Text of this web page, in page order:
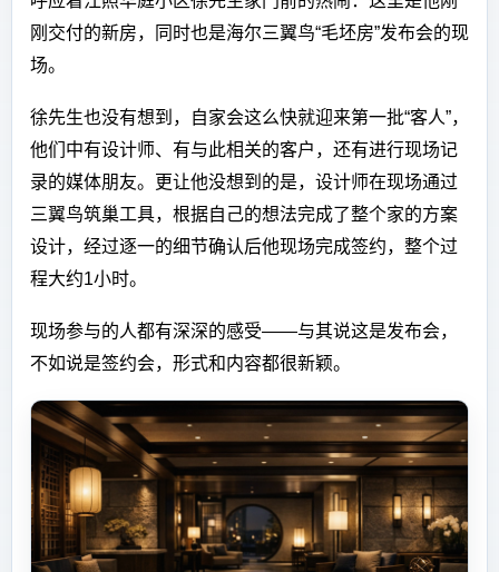
刚交付的新房，同时也是海尔三翼鸟“毛坯房”发布会的现
场。
徐先生也没有想到，自家会这么快就迎来第一批“客人”，
他们中有设计师、有与此相关的客户，还有进行现场记
录的媒体朋友。更让他没想到的是，设计师在现场通过
三翼鸟筑巢工具，根据自己的想法完成了整个家的方案
设计，经过逐一的细节确认后他现场完成签约，整个过
程大约1小时。
现场参与的人都有深深的感受——与其说这是发布会，
不如说是签约会，形式和内容都很新颖。